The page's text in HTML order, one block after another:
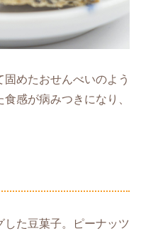
めたおせんべいのよう
感が病みつきになり、
した豆菓子。ピーナッツ